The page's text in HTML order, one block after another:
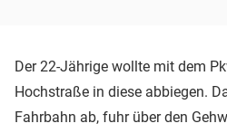
Der 22-Jährige wollte mit dem
Hochstraße in diese abbiegen.
Fahrbahn ab, fuhr über den